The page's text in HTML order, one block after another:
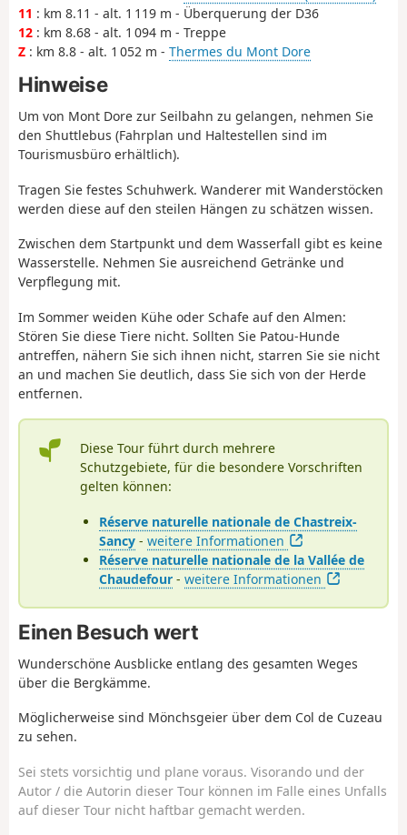
11 : km 8.11 - alt. 1 119 m - Überquerung der D36
12 : km 8.68 - alt. 1 094 m - Treppe
Z : km 8.8 - alt. 1 052 m - Thermes du Mont Dore
Hinweise
Um von Mont Dore zur Seilbahn zu gelangen, nehmen Sie
den Shuttlebus (Fahrplan und Haltestellen sind im
Tourismusbüro erhältlich).
Tragen Sie festes Schuhwerk. Wanderer mit Wanderstöcken
werden diese auf den steilen Hängen zu schätzen wissen.
Zwischen dem Startpunkt und dem Wasserfall gibt es keine
Wasserstelle. Nehmen Sie ausreichend Getränke und
Verpflegung mit.
Im Sommer weiden Kühe oder Schafe auf den Almen:
Stören Sie diese Tiere nicht. Sollten Sie Patou-Hunde
antreffen, nähern Sie sich ihnen nicht, starren Sie sie nicht
an und machen Sie deutlich, dass Sie sich von der Herde
entfernen.
Diese Tour führt durch mehrere
Schutzgebiete, für die besondere Vorschriften
gelten können:
Réserve naturelle nationale de Chastreix-
Sancy -weitere Informationen
Réserve naturelle nationale de la Vallée de
Chaudefour -weitere Informationen
Einen Besuch wert
Wunderschöne Ausblicke entlang des gesamten Weges
über die Bergkämme.
Möglicherweise sind Mönchsgeier über dem Col de Cuzeau
zu sehen.
Sei stets vorsichtig und plane voraus. Visorando und der
Autor / die Autorin dieser Tour können im Falle eines Unfalls
auf dieser Tour nicht haftbar gemacht werden.